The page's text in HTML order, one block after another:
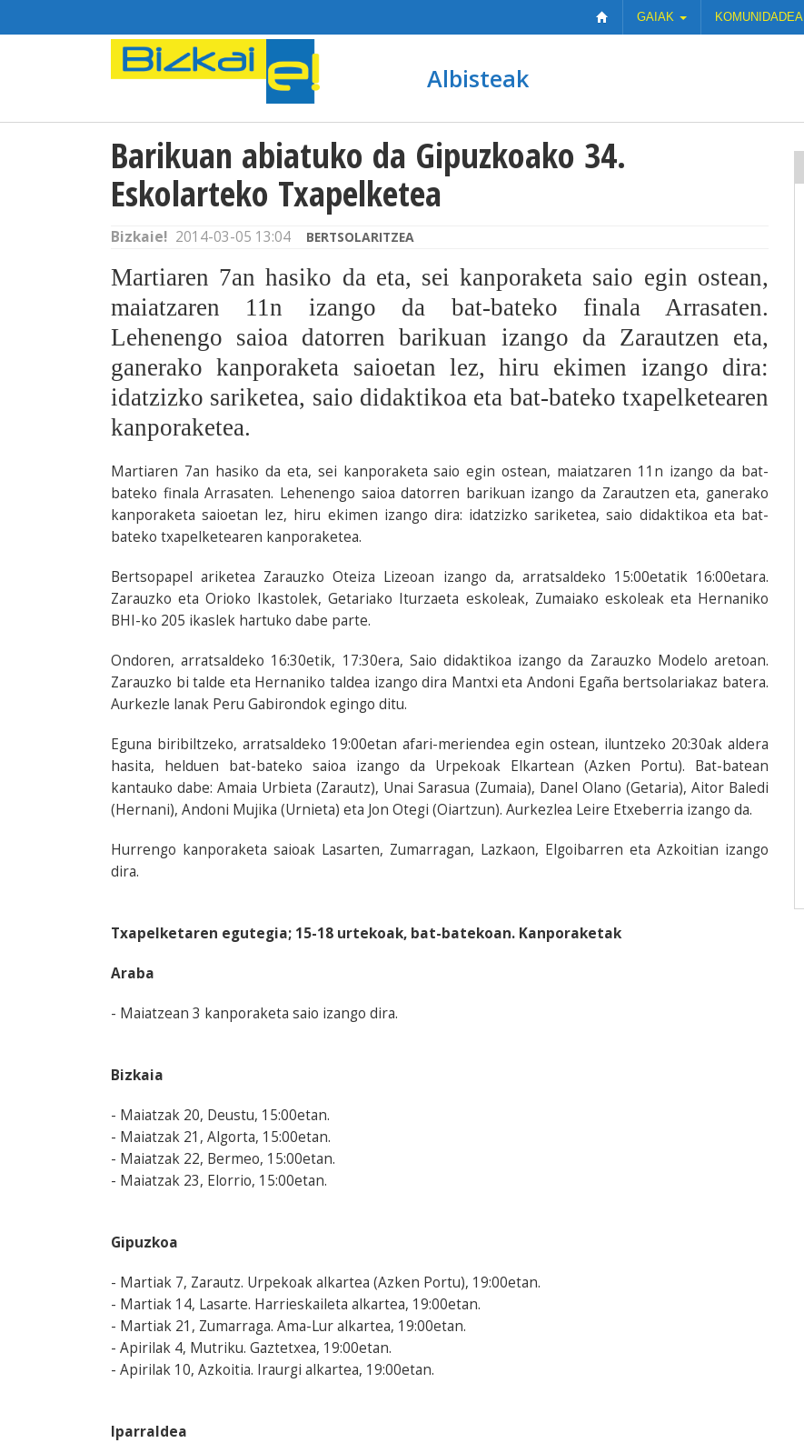
GAIAK KOMUNIDADEA
Albisteak
Barikuan abiatuko da Gipuzkoako 34.
Eskolarteko Txapelketea
Bizkaie! 2014-03-05 13:04 BERTSOLARITZEA
Martiaren 7an hasiko da eta, sei kanporaketa saio egin ostean,
maiatzaren 11n izango da bat-bateko finala Arrasaten.
Lehenengo saioa datorren barikuan izango da Zarautzen eta,
ganerako kanporaketa saioetan lez, hiru ekimen izango dira:
idatzizko sariketea, saio didaktikoa eta bat-bateko txapelketearen
kanporaketea.
Martiaren 7an hasiko da eta, sei kanporaketa saio egin ostean, maiatzaren 11n izango da bat-
bateko finala Arrasaten. Lehenengo saioa datorren barikuan izango da Zarautzen eta, ganerako
kanporaketa saioetan lez, hiru ekimen izango dira: idatzizko sariketea, saio didaktikoa eta bat-
bateko txapelketearen kanporaketea.
Bertsopapel ariketea Zarauzko Oteiza Lizeoan izango da, arratsaldeko 15:00etatik 16:00etara.
Zarauzko eta Orioko Ikastolek, Getariako Iturzaeta eskoleak, Zumaiako eskoleak eta Hernaniko
BHI-ko 205 ikaslek hartuko dabe parte.
Ondoren, arratsaldeko 16:30etik, 17:30era, Saio didaktikoa izango da Zarauzko Modelo aretoan.
Zarauzko bi talde eta Hernaniko taldea izango dira Mantxi eta Andoni Egaña bertsolariakaz batera.
Aurkezle lanak Peru Gabirondok egingo ditu.
Eguna biribiltzeko, arratsaldeko 19:00etan afari-meriendea egin ostean, iluntzeko 20:30ak aldera
hasita, helduen bat-bateko saioa izango da Urpekoak Elkartean (Azken Portu). Bat-batean
kantauko dabe: Amaia Urbieta (Zarautz), Unai Sarasua (Zumaia), Danel Olano (Getaria), Aitor Baledi
(Hernani), Andoni Mujika (Urnieta) eta Jon Otegi (Oiartzun). Aurkezlea Leire Etxeberria izango da.
Hurrengo kanporaketa saioak Lasarten, Zumarragan, Lazkaon, Elgoibarren eta Azkoitian izango
dira.
Txapelketaren egutegia; 15-18 urtekoak, bat-batekoan. Kanporaketak
Araba
- Maiatzean 3 kanporaketa saio izango dira.
Bizkaia
- Maiatzak 20, Deustu, 15:00etan.
- Maiatzak 21, Algorta, 15:00etan.
- Maiatzak 22, Bermeo, 15:00etan.
- Maiatzak 23, Elorrio, 15:00etan.
Gipuzkoa
- Martiak 7, Zarautz. Urpekoak alkartea (Azken Portu), 19:00etan.
- Martiak 14, Lasarte. Harrieskaileta alkartea, 19:00etan.
- Martiak 21, Zumarraga. Ama-Lur alkartea, 19:00etan.
- Apirilak 4, Mutriku. Gaztetxea, 19:00etan.
- Apirilak 10, Azkoitia. Iraurgi alkartea, 19:00etan.
Iparraldea